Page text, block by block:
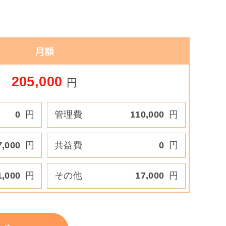
月額
205,000 円
0 円 管理費 110,000 円
円 共益費 0 円
円 その他 17,000 円